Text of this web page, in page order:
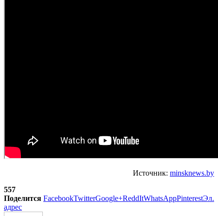
Источник: minsknews.by
557
Поделится FacebookTwitterGoogle+ReddItWhatsAppPinterestЭл.
адрес